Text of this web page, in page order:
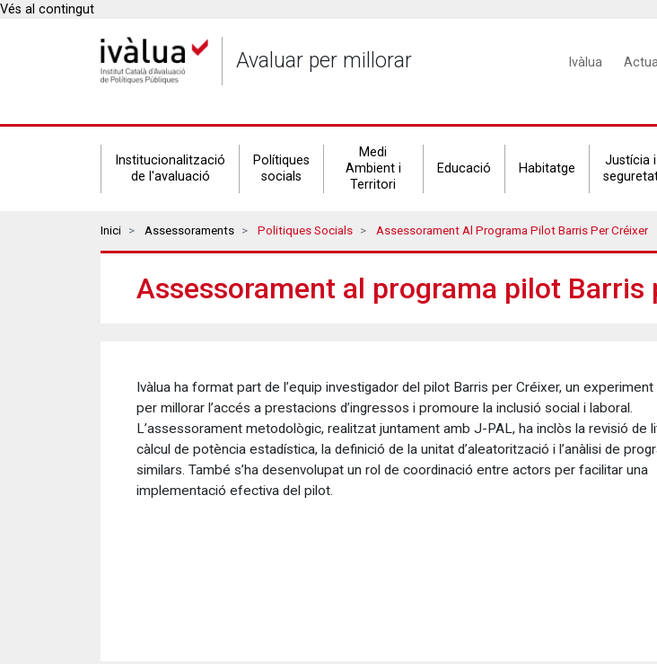
Vés al contingut
Avaluar per millorar
Main
Ivàlua
Secondary
navigation
Institucionalització
de l'avaluació
Polítiques
socials
Medi
Ambient i
Territori
Educació Habitatge
Justícia i
Breadcrumbs
Inici Assessoraments Politiques Socials Assessorament Al Programa Pilot Barris Per Créixer
Assessorament al programa pilot Barris
Ivàlua ha format part de l’equip investigador del pilot Barris per Créixer, un
per millorar l’accés a prestacions d’ingressos i promoure la inclusió social i laboral.
L’assessorament metodològic, realitzat juntament amb J-PAL, ha inclòs la revisió de
càlcul de potència estadística, la definició de la unitat d’aleatorització i l’anàlisi de
similars. També s’ha desenvolupat un rol de coordinació entre actors per facilitar una
implementació efectiva del pilot.